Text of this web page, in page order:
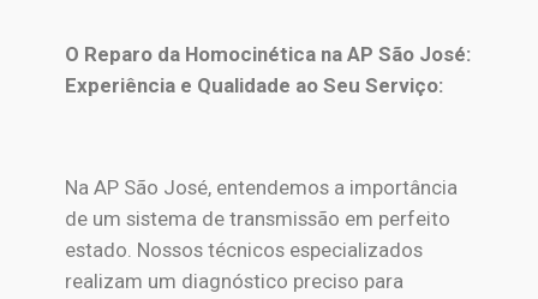
O Reparo da Homocinética na AP São José:
Experiência e Qualidade ao Seu Serviço:
Na AP São José, entendemos a importância
de um sistema de transmissão em perfeito
estado. Nossos técnicos especializados
realizam um diagnóstico preciso para